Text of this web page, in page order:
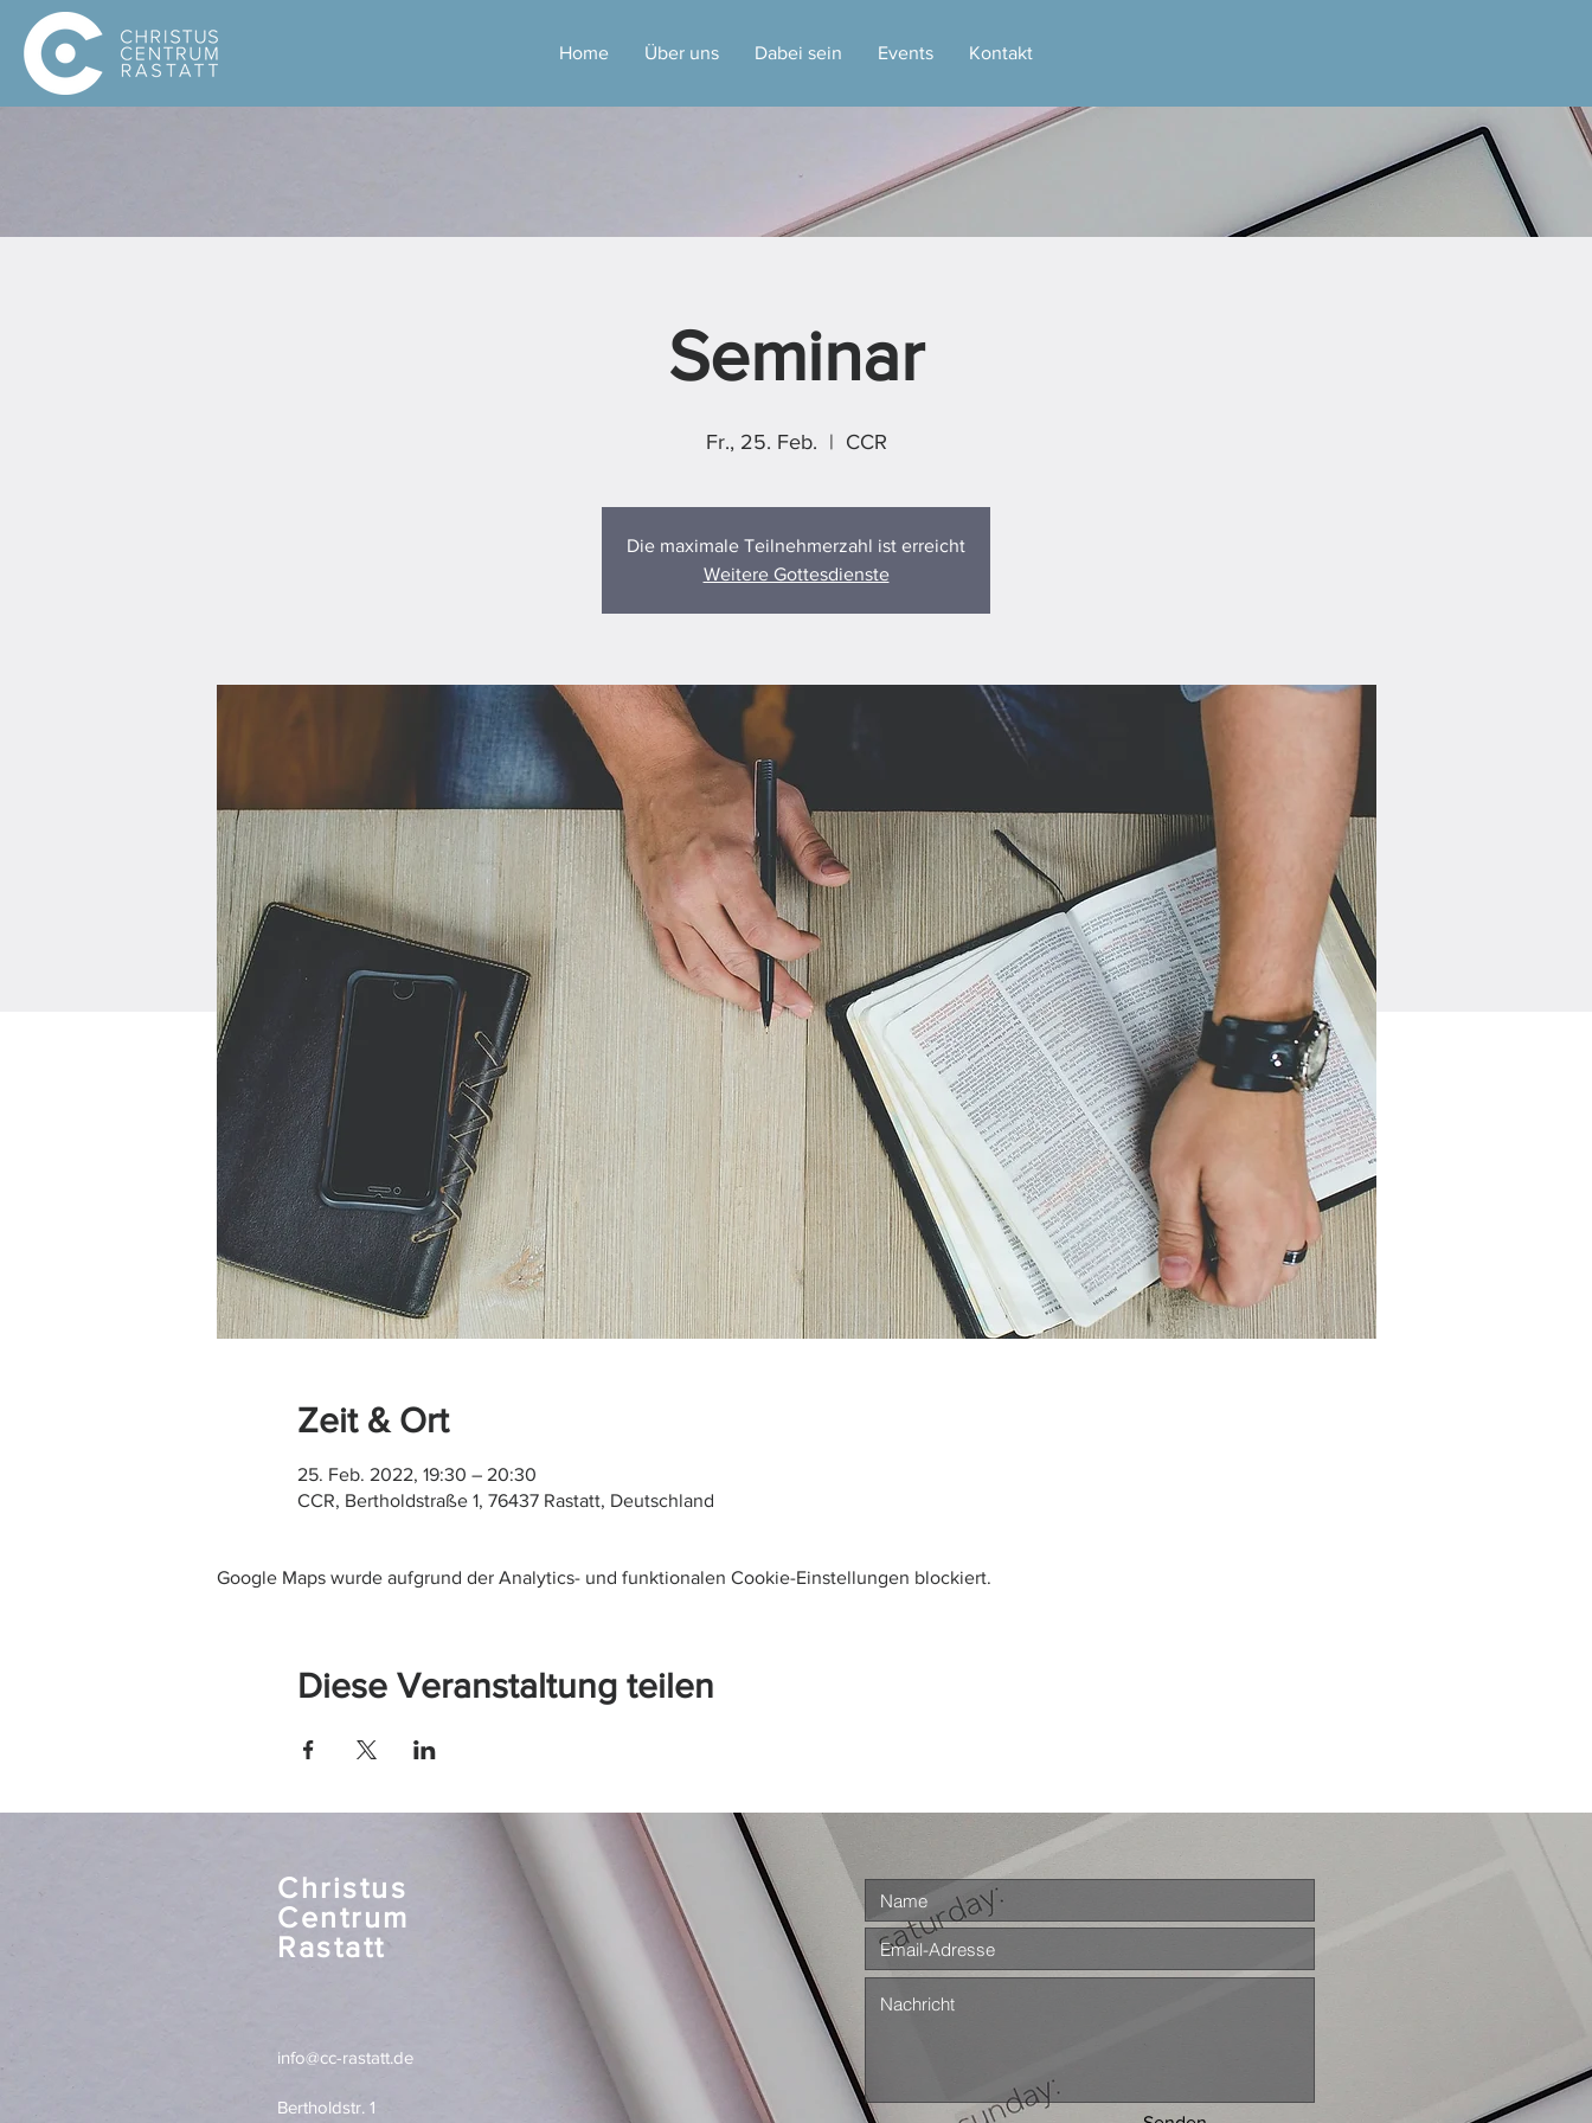
Home Über uns Dabei sein Events Kontakt
Seminar
Fr., 25. Feb.
  |
CCR
Die maximale Teilnehmerzahl ist erreicht
Weitere Gottesdienste
Zeit & Ort
25. Feb. 2022, 19:30 – 20:30
CCR, Bertholdstraße 1, 76437 Rastatt, Deutschland
Google Maps wurde aufgrund der Analytics- und funktionalen Cookie-Einstellungen blockiert.
Diese Veranstaltung teilen
Christus
Centrum
Rastatt
info@cc-rastatt.de
Bertholdstr. 1